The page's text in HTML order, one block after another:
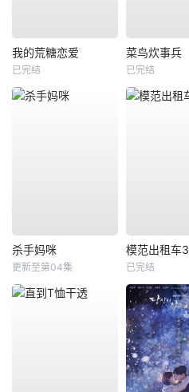
我的荒糖恋爱
已完结
菜鸟炊事兵
已完结
杀手妈咪
更新至第04集
模范出租车3
已完结